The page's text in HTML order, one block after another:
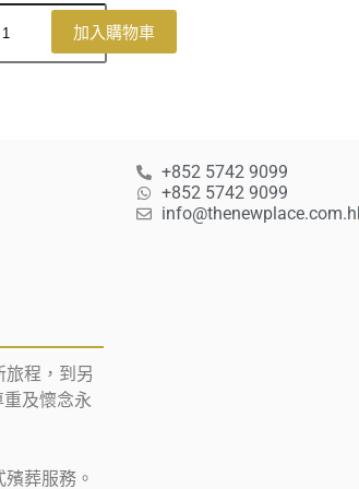
加入購物車
程，到另
及懷念永
葬服務。
+852 5742 9099
+852 5742 9099